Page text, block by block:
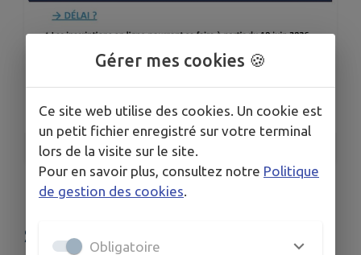
1/ 1
SCOLAIRE
Gérer mes cookies 🍪
Ce site web utilise des cookies. Un cookie est
un petit fichier enregistré sur votre terminal
lors de la visite sur le site.
Pour en savoir plus, consultez notre Politique
de gestion des cookies.
Obligatoire